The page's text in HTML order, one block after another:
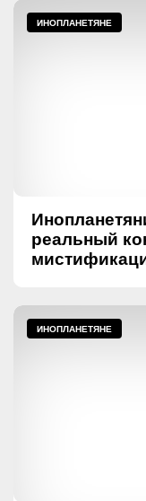
ИНОПЛАНЕТЯНЕ
реальный
ИНОПЛАНЕТЯНЕ